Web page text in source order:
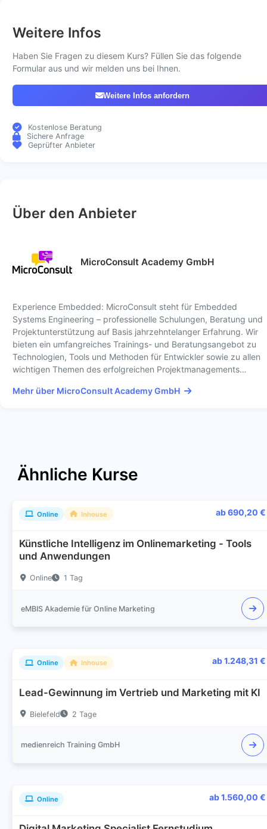
Weitere Infos
Haben Sie Fragen zu diesem Kurs? Füllen Sie das folgende
Formular aus und wir melden uns bei Ihnen.
Weitere Infos anfordern
Kostenlose Beratung
Sichere Anfrage
Geprüfter Anbieter
Über den Anbieter
MicroConsult Academy GmbH
Experience Embedded: MicroConsult steht für Embedded
Systems Engineering – professionelle Schulungen, Beratung und
Projektunterstützung auf Basis jahrzehntelanger Erfahrung. Wir
bieten ein umfangreiches Trainings- und Beratungsangebot zu
Technologien, Tools und Methoden für Entwickler sowie zu allen
wichtigen Themen des erfolgreichen Projektmanagements…
Mehr über MicroConsult Academy GmbH
Ähnliche Kurse
Online Inhouse ab 690,20 €
Künstliche Intelligenz im Onlinemarketing - Tools
und Anwendungen
Online 1 Tag
eMBIS Akademie für Online Marketing
Online Inhouse ab 1.248,31 €
Lead-Gewinnung im Vertrieb und Marketing mit KI
Bielefeld 2 Tage
medienreich Training GmbH
Online ab 1.560,00 €